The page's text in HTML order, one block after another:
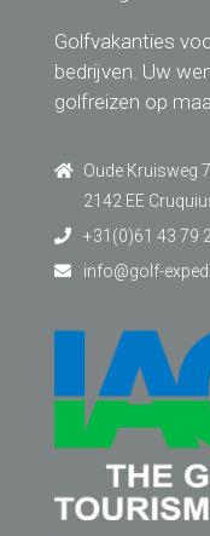
Golfvakanties
bedrijven. Uw
golfreizen op
Oude Kruisweg 7
2142 EE
+31(0)61 43 79
info@golf-